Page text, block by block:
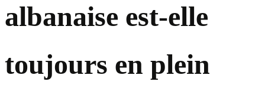
albanaise est-elle
toujours en plein